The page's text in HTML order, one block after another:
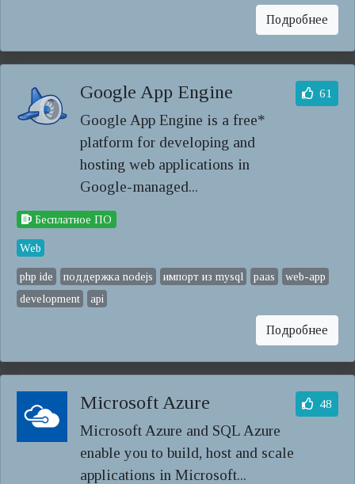
Подробнее
Google App Engine
Google App Engine is a free*
platform for developing and
hosting web applications in
Google-managed...
61
Бесплатное ПО
Web
php ide поддержка nodejs импорт из mysql paas
web-app
development
api
Подробнее
Microsoft Azure
Microsoft Azure and SQL Azure
enable you to build, host and scale
applications in Microsoft...
48